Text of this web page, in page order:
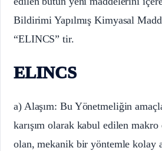
Bildirimi Yapılmış Kimyasal
“ELINCS” tir.
ELINCS
a) Alaşım: Bu Yönetmeliğin
karışım olarak kabul edilen
olan, mekanik bir yöntemle kolay